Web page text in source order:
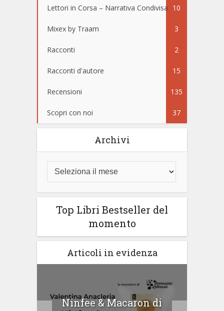
Lettori in Corsa – Narrativa Condivisa 10
Mixex by Traam 3
Racconti 2
Racconti d'autore 15
Recensioni 135
Scopri con noi 37
Archivi
Top Libri Bestseller del
momento
Articoli in evidenza
Ninfee & Macaron di